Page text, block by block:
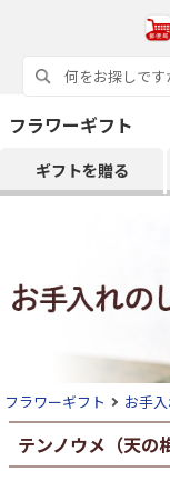
フラワーギフト
ギフトを贈る
フラワーギフト お手
テンノウメ（天の